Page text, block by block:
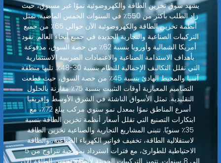
يشهد سوق تخزين الطاقة والكهروضوئية نموًا غير مسبوق، حيث
زاد الطلب بأكثر من 550٪ في السنوات الخمس الماضية. تمثل
أنظمة تخزين الطاقة والكهروضوئية الآن حوالي 65٪ من جميع
التركيبات الصناعية والتجارية الجديدة في جميع أنحاء العالم. تقود
أمريكا الشمالية وأوروبا بنسبة 62٪ من حصة السوق، مدفوعة
بأهداف الاستدامة الصناعية والاعتمادات الضريبية الاستثمارية
التي تقلل التكاليف الإجمالية للنظام بنسبة 30-48٪. تليها منطقة
آسيا والمحيط الهادئ بنسبة 45٪ من حصة السوق، حيث قطعت
التصاميم المعيارية أوقات التثبيت بنسبة 75٪ مقارنة بالحلول
التقليدية. تمثل الأسواق الناشئة في الشرق الأوسط وإفريقيا
أسرع المناطق نموًا بمعدل نمو سنوي مركب يبلغ 72٪، مع
ابتكارات التصنيع التي تقلل أسعار أنظمة تخزين الطاقة بنسبة
35٪ سنويًا. تتبنى المشاريع التجارية والصناعية تخزين الطاقة
لاستقلالية الطاقة، تخفيف فواتير الكهرباء الصناعية، والطاقة
الاحتياطية للطوارئ، مع فترات استرداد نموذجية تتراوح من 5